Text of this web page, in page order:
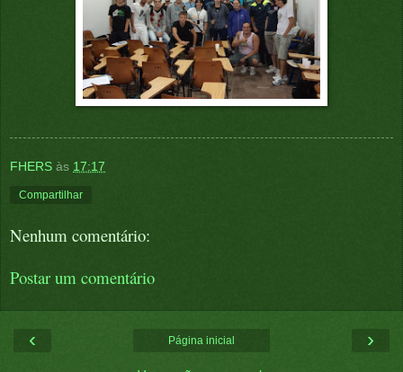
FHERS às 17:17
Compartilhar
Nenhum comentário:
Postar um comentário
‹ ›
Página inicial